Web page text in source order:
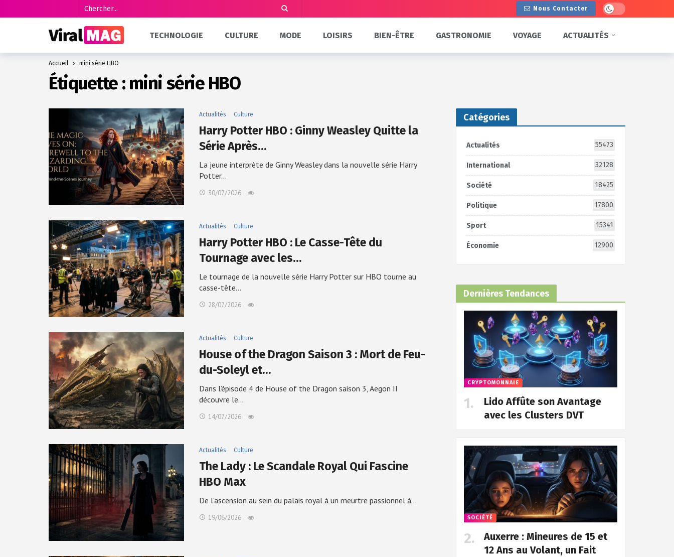
Nous Contacter Dark mode
TECHNOLOGIE CULTURE MODE LOISIRS BIEN-ÊTRE GASTRONOMIE VOYAGE ACTUALITÉS
Accueil mini série HBO
Étiquette : mini série HBO
Actualités Culture
Harry Potter HBO : Ginny Weasley Quitte la
Série Après…
La jeune interprète de Ginny Weasley dans la nouvelle série Harry
Potter…
30/07/2026
Actualités Culture
Harry Potter HBO : Le Casse-Tête du
Tournage avec les…
Le tournage de la nouvelle série Harry Potter sur HBO tourne au
casse-tête…
28/07/2026
Actualités Culture
House of the Dragon Saison 3 : Mort de Feu-
du-Soleyl et…
Dans l’épisode 4 de House of the Dragon saison 3, Aegon II
découvre le…
14/07/2026
Actualités Culture
The Lady : Le Scandale Royal Qui Fascine
HBO Max
De l'ascension au sein du palais royal à un meurtre passionnel à…
19/06/2026
Catégories
Actualités 55473
International 32128
Société 18425
Politique 17800
Sport 15341
Économie 12900
Dernières Tendances
CRYPTOMONNAIE
Lido Affûte son Avantage
avec les Clusters DVT
SOCIÉTÉ
Auxerre : Mineures de 15 et
12 Ans au Volant, un Fait